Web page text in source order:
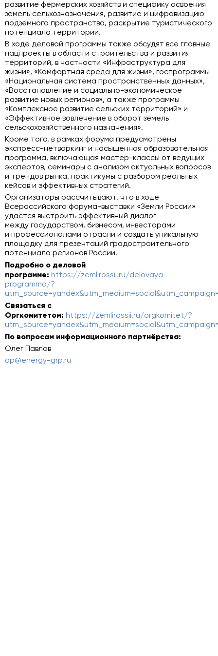
развитие фермерских хозяйств и специфику освоения
земель сельхозназначения, развитие и цифровизацию
подземного пространства, раскрытие туристического
потенциала территорий.
В ходе деловой программы также обсудят все главные
нацпроекты в области строительства и развития
территорий, в частности «Инфраструктура для
жизни», «Комфортная среда для жизни», госпрограммы
«Национальная система пространственных данных»,
«Восстановление и социально-экономическое
развитие новых регионов», а также программы
«Комплексное развитие сельских территорий» и
«Эффективное вовлечение в оборот земель
сельскохозяйственного назначения».
Кроме того, в рамках форума предусмотрены
экспресс-нетворкинг и насыщенная образовательная
программа, включающая мастер-классы от ведущих
экспертов, семинары с анализом актуальных вопросов
и трендов рынка, практикумы с разбором реальных
кейсов и эффективных стратегий.
Организаторы рассчитывают, что в ходе
Всероссийского форума-выставки «Земли России»
удастся выстроить эффективный диалог
между государством, бизнесом, инвесторами
и профессионалами отрасли и создать уникальную
площадку для презентаций градостроительного
потенциала регионов России.
Подробно о деловой
программе: https://zemlirossii.ru/delovaya-
programma/?
Связаться с
Оргкомитетом: https://zemlirossii.ru/orgkomitet/?
По вопросам информационного партнёрства:
Олег Павлов
op@energy-grp.ru